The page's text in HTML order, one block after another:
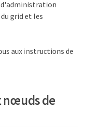
grid et les
aux instructions de
nœuds de